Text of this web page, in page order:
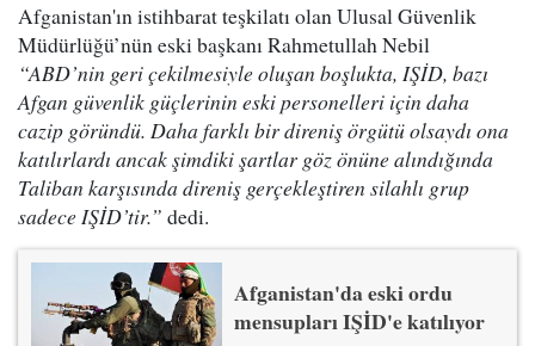
Afganistan'ın istihbarat teşkilatı olan Ulusal Güvenlik
Müdürlüğü’nün eski başkanı Rahmetullah Nebil
“ABD’nin geri çekilmesiyle oluşan boşlukta, IŞİD, bazı
Afgan güvenlik güçlerinin eski personelleri için daha
cazip göründü. Daha farklı bir direniş örgütü olsaydı ona
katılırlardı ancak şimdiki şartlar göz önüne alındığında
Taliban karşısında direniş gerçekleştiren silahlı grup
sadece IŞİD’tir.” dedi.
Afganistan'da eski ordu
mensupları IŞİD'e katılıyor